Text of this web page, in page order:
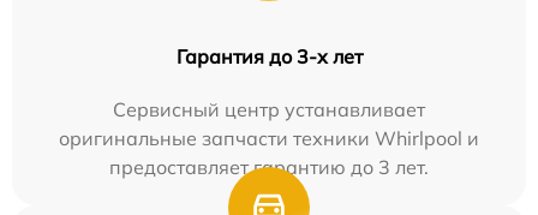
Гарантия до 3-х лет
Сервисный центр устанавливает
оригинальные запчасти техники Whirlpool и
предоставляет гарантию до 3 лет.